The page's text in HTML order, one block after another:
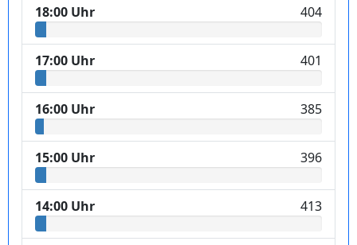
18:00 Uhr 404
17:00 Uhr 401
16:00 Uhr 385
15:00 Uhr 396
14:00 Uhr 413